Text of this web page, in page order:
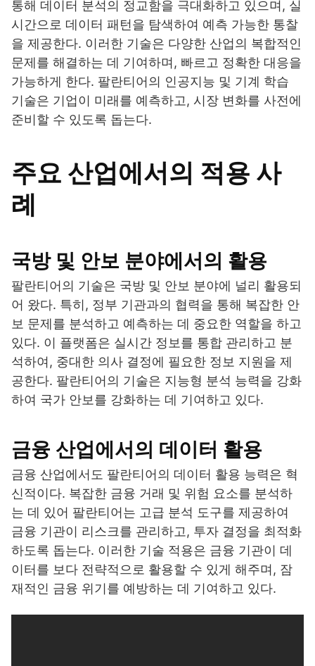
통해 데이터 분석의 정교함을 극대화하고 있으며, 실
시간으로 데이터 패턴을 탐색하여 예측 가능한 통찰
을 제공한다. 이러한 기술은 다양한 산업의 복합적인
문제를 해결하는 데 기여하며, 빠르고 정확한 대응을
가능하게 한다. 팔란티어의 인공지능 및 기계 학습
기술은 기업이 미래를 예측하고, 시장 변화를 사전에
준비할 수 있도록 돕는다.
주요 산업에서의 적용 사
례
국방 및 안보 분야에서의 활용
팔란티어의 기술은 국방 및 안보 분야에 널리 활용되
어 왔다. 특히, 정부 기관과의 협력을 통해 복잡한 안
보 문제를 분석하고 예측하는 데 중요한 역할을 하고
있다. 이 플랫폼은 실시간 정보를 통합 관리하고 분
석하여, 중대한 의사 결정에 필요한 정보 지원을 제
공한다. 팔란티어의 기술은 지능형 분석 능력을 강화
하여 국가 안보를 강화하는 데 기여하고 있다.
금융 산업에서의 데이터 활용
금융 산업에서도 팔란티어의 데이터 활용 능력은 혁
신적이다. 복잡한 금융 거래 및 위험 요소를 분석하
는 데 있어 팔란티어는 고급 분석 도구를 제공하여
금융 기관이 리스크를 관리하고, 투자 결정을 최적화
하도록 돕는다. 이러한 기술 적용은 금융 기관이 데
이터를 보다 전략적으로 활용할 수 있게 해주며, 잠
재적인 금융 위기를 예방하는 데 기여하고 있다.